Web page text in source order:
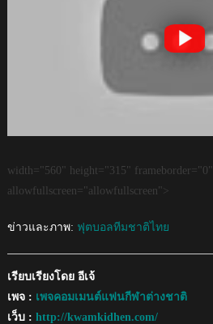
width="560" height="315" frameborder="0"
allowfullscreen="allowfullscreen">
ข่าวและภาพ: ฟุตบอลทีมชาติไทย
เรียบเรียงโดย อีเจ้
เพจ : เพจคอมเมนต์แฟนกีฬาต่างชาติ
เว็บ : http://kwamkidhen.com/